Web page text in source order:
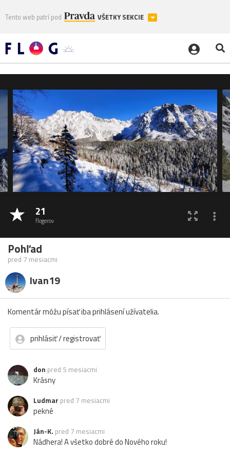
Tento web patrí pod VŠETKY SEKCIE
21
flogerov
Pohľad
pred 7 mesiacmi
Ivan19
Komentár môžu písať iba prihlásení užívatelia.
prihlásiť / registrovať
don pred 5 mesiacmi
Krásny
Ludmar pred 7 mesiacmi
pekné
Ján-K. pred 7 mesiacmi
Nádhera! A všetko dobré do Nového roku!